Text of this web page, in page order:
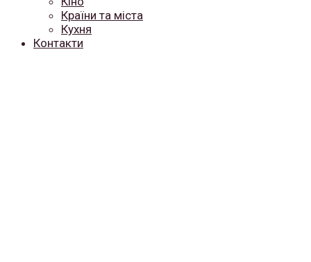
Країни та міста
Кухня
Контакти